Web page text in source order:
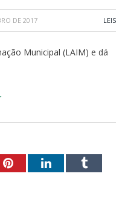
DE 2017 LEIS
Municipal (LAIM) e dá
PinterestLinkedInTumblr